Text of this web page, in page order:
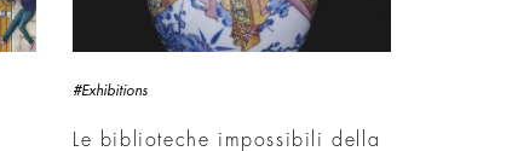
#Exhibitions
Le biblioteche impossibili della